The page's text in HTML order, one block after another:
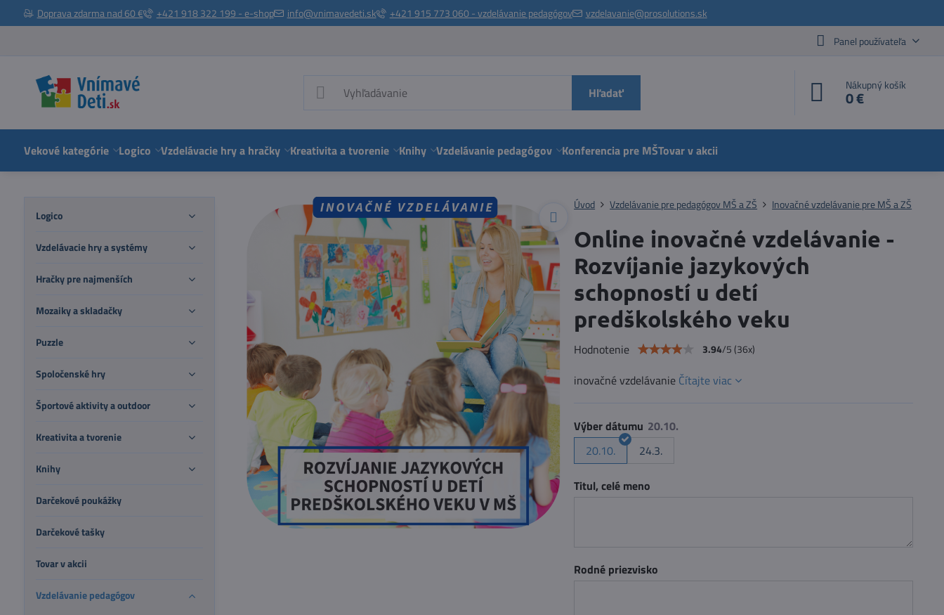
Doprava zdarma nad 60 € +421 918 322 199 - e-shop info@vnimavedeti.sk +421 915 773 060 - vzdelávanie pedagógov
vzdelavanie@prosolutions.sk
Panel používateľa
Hľadať Nákupný košík
0 €
Vekové kategórie Logico Vzdelávacie hry a hračky Kreativita a tvorenie Knihy Vzdelávanie pedagógov Konferencia pre MŠTovar v akcii
Úvod Vzdelávanie pre pedagógov MŠ a ZŠ Inovačné vzdelávanie pre MŠ a ZŠ
Online inovačné vzdelávanie -
Rozvíjanie jazykových
schopností u detí
predškolského veku
Hodnotenie 3.94/5(36x)
inovačné vzdelávanie Čítajte viac
Výber dátumu
20.10.
24.3.
Titul, celé meno
Rodné priezvisko
Logico
Vzdelávacie hry a systémy
Hračky pre najmenších
Mozaiky a skladačky
Puzzle
Spoločenské hry
Športové aktivity a outdoor
Kreativita a tvorenie
Knihy
Darčekové poukážky
Darčekové tašky
Tovar v akcii
Vzdelávanie pedagógov